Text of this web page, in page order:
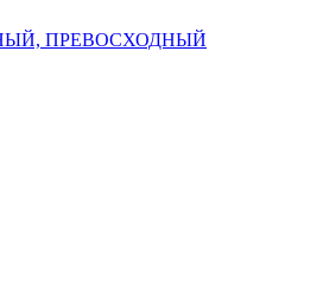
ПРЕВОСХОДНЫЙ